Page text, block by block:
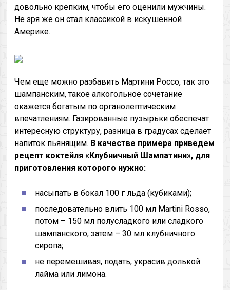
довольно крепким, чтобы его оценили мужчины.
Не зря же он стал классикой в искушенной
Америке.
Чем еще можно разбавить Мартини Россо, так это
шампанским, такое алкогольное сочетание
окажется богатым по органолептическим
впечатлениям. Газированные пузырьки обеспечат
интересную структуру, разница в градусах сделает
напиток пьянящим. В качестве примера приведем
рецепт коктейля «Клубничный Шампатини», для
приготовления которого нужно:
насыпать в бокал 100 г льда (кубиками);
последовательно влить 100 мл Martini Rosso,
потом – 150 мл полусладкого или сладкого
шампанского, затем – 30 мл клубничного
сиропа;
не перемешивая, подать, украсив долькой
лайма или лимона.